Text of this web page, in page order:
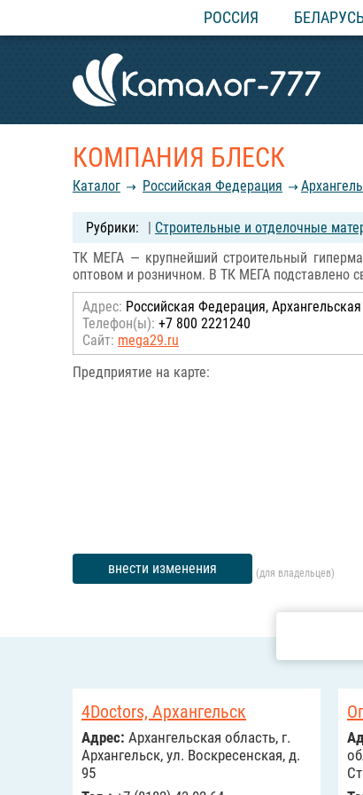
РОССИЯ
КОМПАНИЯ БЛЕСК
Каталог Российcкая Федерация
| Строительные и отделочные
ТК МЕГА — крупнейший строительный
оптовом и розничном. В ТК МЕГА подставлено
Адрес: Российcкая Федерация,
Телефон(ы): +7 800 2221240
Сайт: mega29.ru
Предприятие на карте:
внести изменения (для владельцев)
4Doctors, Архангельск
Адрес: Архангельская область, г.
Архангельск, ул. Воскресенская, д.
95